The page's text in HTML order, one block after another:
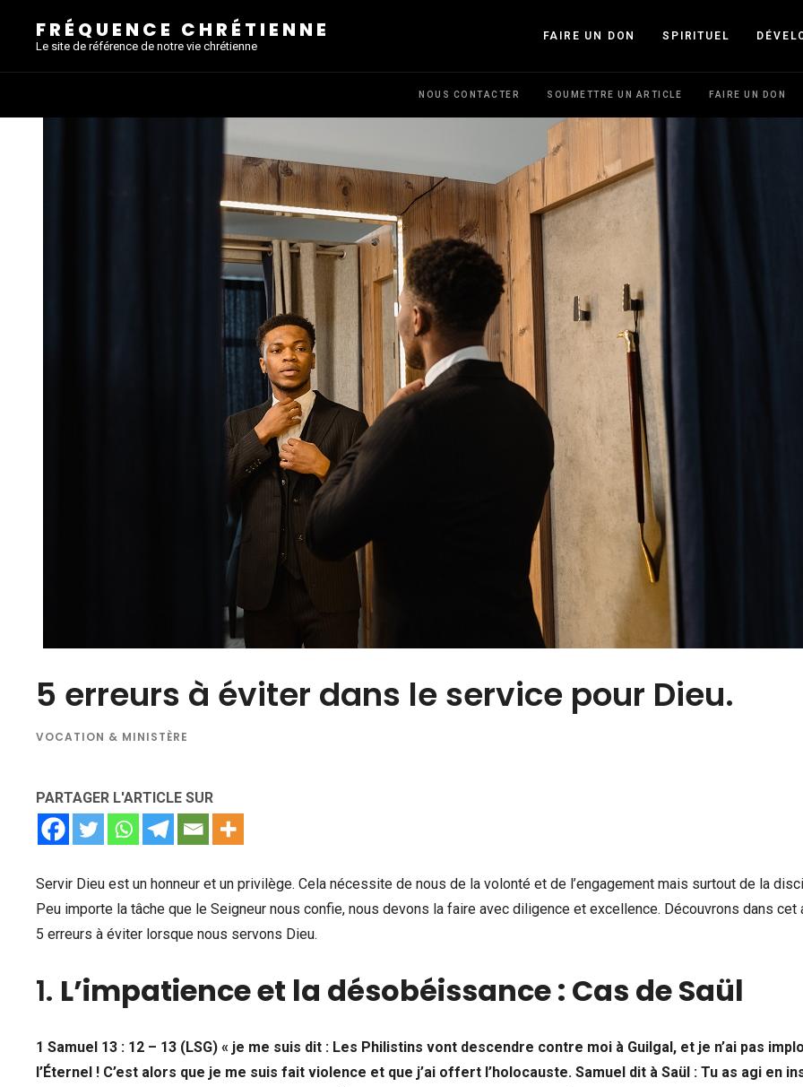
FRÉQUENCE CHRÉTIENNE
Le site de référence de notre vie chrétienne
FAIRE UN DON SPIRITUEL
NOUS CONTACTER SOUMETTRE UN ARTICLE FAIRE UN DON
5 erreurs à éviter dans le service pour Dieu.
VOCATION & MINISTÈRE
PARTAGER L'ARTICLE SUR
Servir Dieu est un honneur et un privilège. Cela nécessite de nous de la volonté et de l’engagement mais surtout de la
Peu importe la tâche que le Seigneur nous confie, nous devons la faire avec diligence et excellence. Découvrons dans cet
5 erreurs à éviter lorsque nous servons Dieu.
1. L’impatience et la désobéissance : Cas de Saül
1 Samuel 13 : 12 – 13 (LSG) « je me suis dit : Les Philistins vont descendre contre moi à Guilgal, et je n’ai pas
l’Éternel ! C’est alors que je me suis fait violence et que j’ai offert l’holocauste. Samuel dit à Saül : Tu as agi en